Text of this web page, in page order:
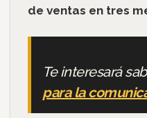
de ventas en tres
Te interesará
para la